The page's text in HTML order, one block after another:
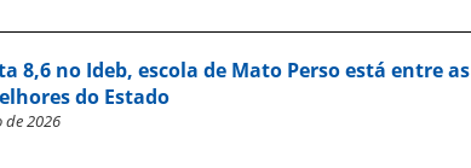
8,6 no Ideb, escola de Mato Perso está entre as
do Estado
de 2026